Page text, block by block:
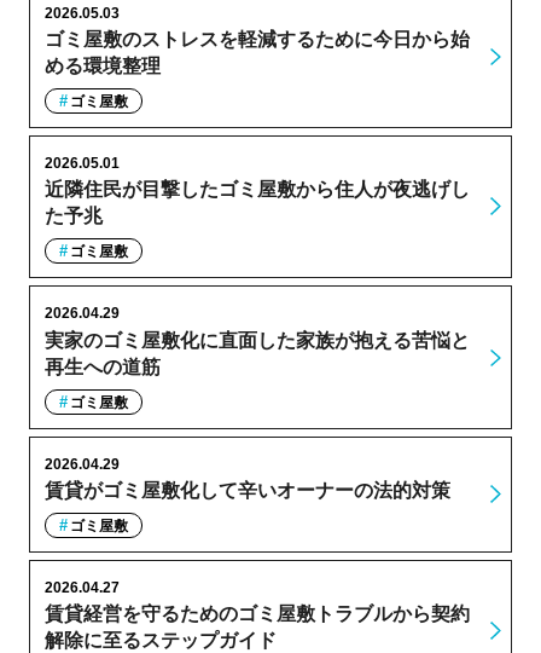
ゴミ屋敷のストレスを軽減するために今日から始
める環境整理
2026.05.03
ゴミ屋敷
近隣住民が目撃したゴミ屋敷から住人が夜逃げし
た予兆
2026.05.01
ゴミ屋敷
実家のゴミ屋敷化に直面した家族が抱える苦悩と
再生への道筋
2026.04.29
ゴミ屋敷
賃貸がゴミ屋敷化して辛いオーナーの法的対策
2026.04.29
ゴミ屋敷
賃貸経営を守るためのゴミ屋敷トラブルから契約
解除に至るステップガイド
2026.04.27